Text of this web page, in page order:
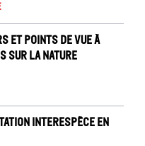
et points de vue à
sur la nature
interespèce en